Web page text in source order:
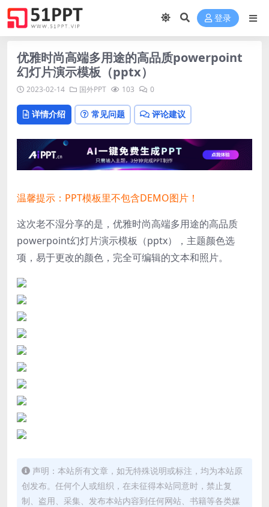
登录
优雅时尚高端多用途的高品质powerpoint
幻灯片演示模板（pptx）
2023-02-14 国外PPT 103 0
详情介绍 常见问题 评论建议
温馨提示：PPT模板里不包含DEMO图片！
这次老不湿分享的是，优雅时尚高端多用途的高品质
powerpoint幻灯片演示模板（pptx）， 主题颜色选
项，易于更改的颜色，完全可编辑的文本和照片。
声明：本站所有文章，如无特殊说明或标注，均为本站原
创发布。任何个人或组织，在未征得本站同意时，禁止复
制、盗用、采集、发布本站内容到任何网站、书籍等各类媒